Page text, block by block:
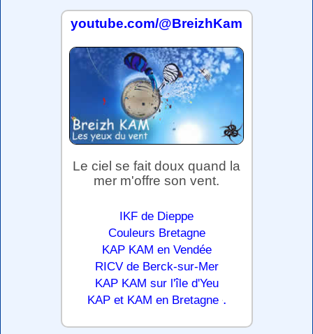
youtube.com/@BreizhKam
Le ciel se fait doux quand la
mer m'offre son vent.
IKF de Dieppe
Couleurs Bretagne
KAP KAM en Vendée
RICV de Berck-sur-Mer
KAP KAM sur l'île d'Yeu
KAP et KAM en Bretagne .